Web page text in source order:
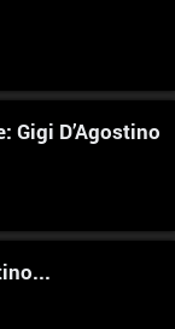
Gigi D’Agostino